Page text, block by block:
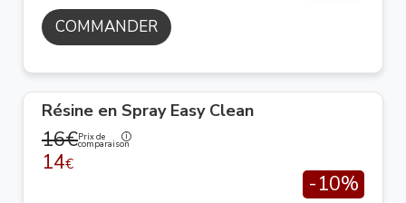
COMMANDER
Résine en Spray Easy Clean
16€Prix de
comparaison
14€
-10%